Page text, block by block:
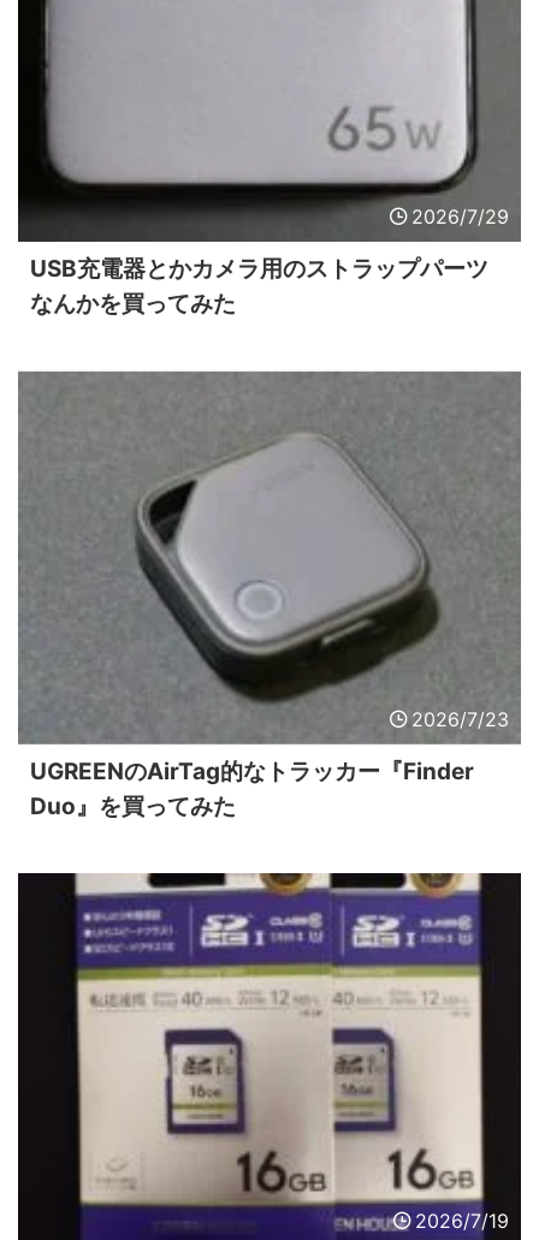
2026/7/29
USB充電器とかカメラ用のストラップパーツ
なんかを買ってみた
2026/7/23
UGREENのAirTag的なトラッカー『Finder
Duo』を買ってみた
2026/7/19